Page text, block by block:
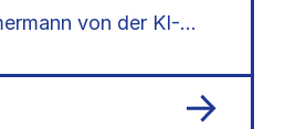
von der KI-